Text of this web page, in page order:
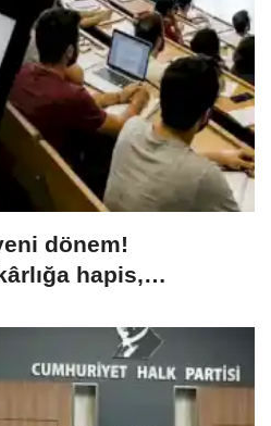
dönem!
hapis,